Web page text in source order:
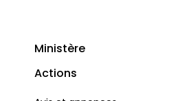
Ministère
Actions